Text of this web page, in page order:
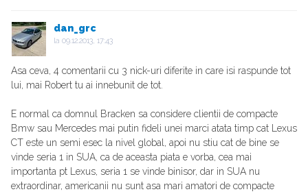
dan_grc
la 09.12.2013, 17:43
Asa ceva, 4 comentarii cu 3 nick-uri diferite in care isi raspunde tot
lui, mai Robert tu ai innebunit de tot.
E normal ca domnul Bracken sa considere clientii de compacte
Bmw sau Mercedes mai putin fideli unei marci atata timp cat Lexus
CT este un semi esec la nivel global, apoi nu stiu cat de bine se
vinde seria 1 in SUA, ca de aceasta piata e vorba, cea mai
importanta pt Lexus, seria 1 se vinde binisor, dar in SUA nu
extraordinar, americanii nu sunt asa mari amatori de compacte